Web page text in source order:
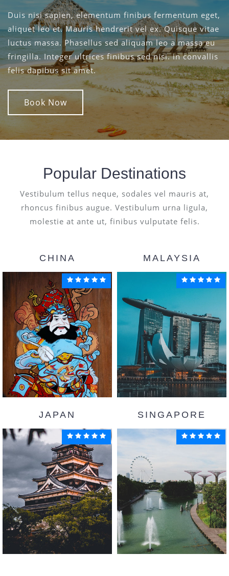
Duis nisi sapien, elementum finibus fermentum eget,
aliquet leo et. Mauris hendrerit vel ex. Quisque vitae
luctus massa. Phasellus sed aliquam leo a massa eu
fringilla. Integer ultrices finibus sed nisi. in convallis
felis dapibus sit amet.
Book Now
Popular Destinations
Vestibulum tellus neque, sodales vel mauris at,
rhoncus finibus augue. Vestibulum urna ligula,
molestie at ante ut, finibus vulputate felis.
CHINA
上海复合款：适配上海多
种复合材质，粘接效果优
Book Now
MALAYSIA
光学级UV胶
Book Now
JAPAN SINGAPORE